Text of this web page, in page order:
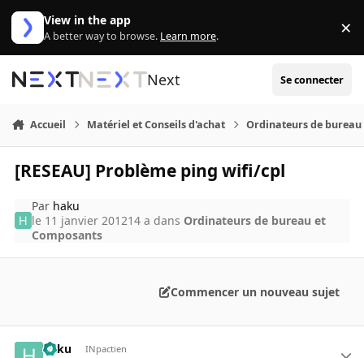
Aller au contenu
View in the app
A better way to browse. Learn more. ×
Next Se connecter
Accueil Matériel et Conseils d'achat Ordinateurs de bureau
[RESEAU] Problème ping wifi/cpl
Par haku
le 11 janvier 201214 a dans Ordinateurs de bureau et
Composants
Commencer un nouveau sujet
haku INpactien